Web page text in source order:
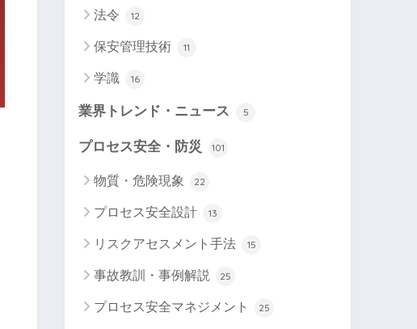
法令 12
保安管理技術 11
学識 16
業界トレンド・ニュース 5
プロセス安全・防災 101
物質・危険現象 22
プロセス安全設計 13
リスクアセスメント手法 15
事故教訓・事例解説 25
プロセス安全マネジメント 25